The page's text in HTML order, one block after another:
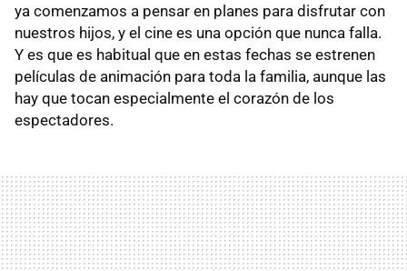
ya comenzamos a pensar en planes para disfrutar con
nuestros hijos, y el cine es una opción que nunca falla.
Y es que es habitual que en estas fechas se estrenen
películas de animación para toda la familia, aunque las
hay que tocan especialmente el corazón de los
espectadores.